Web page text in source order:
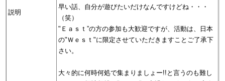
説明
早い話、自分が遊びたいだけなんですけどね・・・
（笑）
"Ｅａｓｔ”の方の参加も大歓迎ですが、活動は、日本
の"Ｗｅｓｔ"に限定させていただきますことご了承下
さい。
大々的に何時何処で集まりましょー!!と言うのも難し